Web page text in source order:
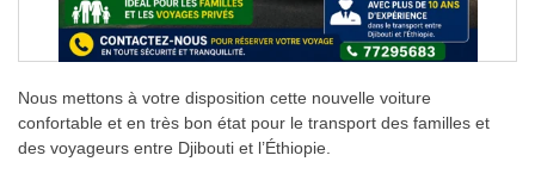
Nous mettons à votre disposition cette nouvelle voiture
confortable et en très bon état pour le transport des familles et
des voyageurs entre Djibouti et l’Éthiopie.